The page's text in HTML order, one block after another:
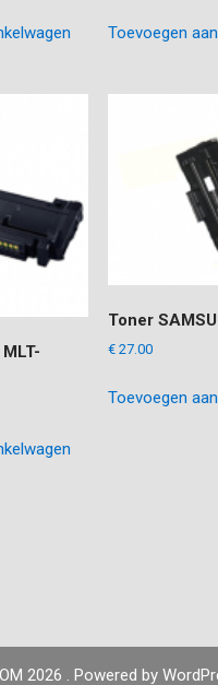
Toevoegen
Toner
€27.00
Toevoegen
2026 . Powered by